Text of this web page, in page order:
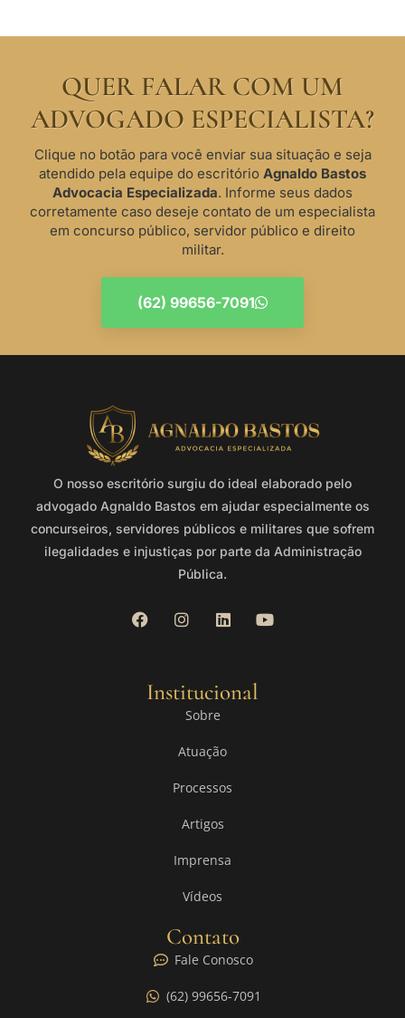
QUER FALAR COM UM
ADVOGADO ESPECIALISTA?
Clique no botão para você enviar sua situação e seja
atendido pela equipe do escritório Agnaldo Bastos
Advocacia Especializada. Informe seus dados
corretamente caso deseje contato de um especialista
em concurso público, servidor público e direito
militar.
(62) 99656-7091
O nosso escritório surgiu do ideal elaborado pelo
advogado Agnaldo Bastos em ajudar especialmente os
concurseiros, servidores públicos e militares que sofrem
ilegalidades e injustiças por parte da Administração
Pública.
Institucional
Sobre
Atuação
Processos
Artigos
Imprensa
Vídeos
Contato
Fale Conosco
(62) 99656-7091